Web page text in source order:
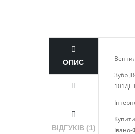
ОПИС
ВІДГУКІВ (1)
Зубр
101ДЕ